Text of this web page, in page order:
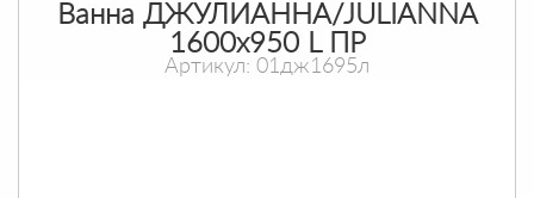
Ванна ДЖУЛИАННА/JULIANNA
1600х950 L ПР
Артикул: 01дж1695л